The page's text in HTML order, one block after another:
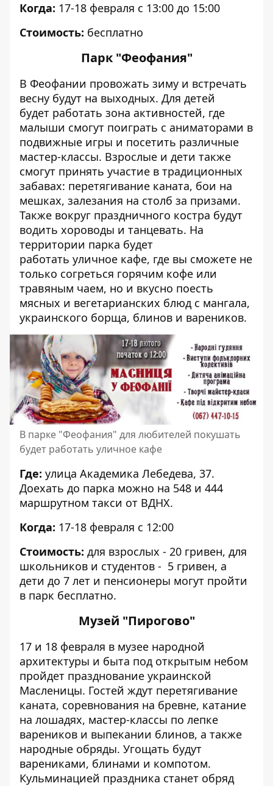
Когда: 17-18 февраля с 13:00 до 15:00
Стоимость: бесплатно
Парк "Феофания"
В Феофании провожать зиму и встречать
весну будут на выходных. Для детей
будет работать зона активностей, где
малыши смогут поиграть с аниматорами в
подвижные игры и посетить различные
мастер-классы. Взрослые и дети также
смогут принять участие в традиционных
забавах: перетягивание каната, бои на
мешках, залезания на столб за призами.
Также вокруг праздничного костра будут
водить хороводы и танцевать. На
территории парка будет
работать уличное кафе, где вы сможете не
только согреться горячим кофе или
травяным чаем, но и вкусно поесть
мясных и вегетарианских блюд с мангала,
украинского борща, блинов и вареников.
В парке "Феофания" для любителей покушать
будет работать уличное кафе
Где: улица Академика Лебедева, 37.
Доехать до парка можно на 548 и 444
маршрутном такси от ВДНХ.
Когда: 17-18 февраля с 12:00
Стоимость: для взрослых - 20 гривен, для
школьников и студентов - 5 гривен, а
дети до 7 лет и пенсионеры могут пройти
в парк бесплатно.
Музей "Пирогово"
17 и 18 февраля в музее народной
архитектуры и быта под открытым небом
пройдет празднование украинской
Масленицы. Гостей ждут перетягивание
каната, соревнования на бревне, катание
на лошадях, мастер-классы по лепке
вареников и выпекании блинов, а также
народные обряды. Угощать будут
варениками, блинами и компотом.
Кульминацией праздника станет обряд